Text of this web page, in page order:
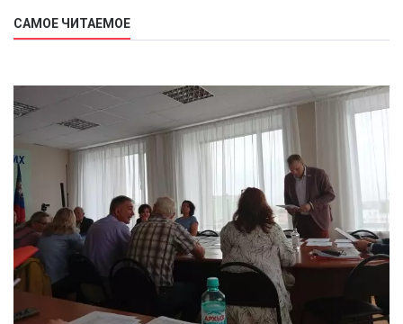
САМОЕ ЧИТАЕМОЕ